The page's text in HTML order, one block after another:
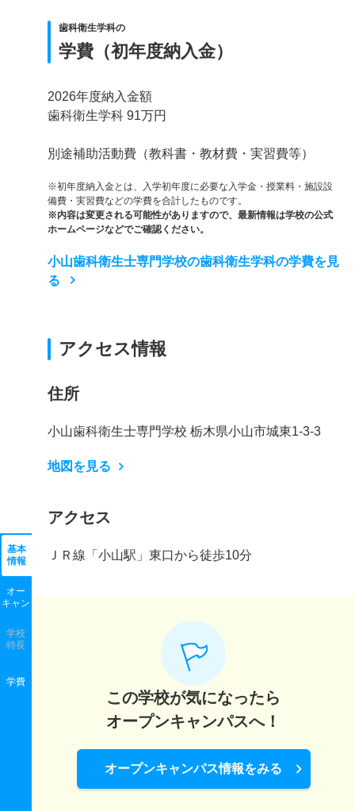
基本
情報
オー
キャン
学校
特長
学費
歯科衛生学科の
学費（初年度納入金）
2026年度納入金額
歯科衛生学科 91万円
別途補助活動費（教科書・教材費・実習費等）
※初年度納入金とは、入学初年度に必要な入学金・授業料・施設設
備費・実習費などの学費を合計したものです。
※内容は変更される可能性がありますので、最新情報は学校の公式
ホームページなどでご確認ください。
小山歯科衛生士専門学校の歯科衛生学科の学費を見
る
アクセス情報
住所
小山歯科衛生士専門学校 栃木県小山市城東1-3-3
地図を見る
アクセス
ＪＲ線「小山駅」東口から徒歩10分
この学校が気になったら
オープンキャンパスへ！
オープンキャンパス情報をみる